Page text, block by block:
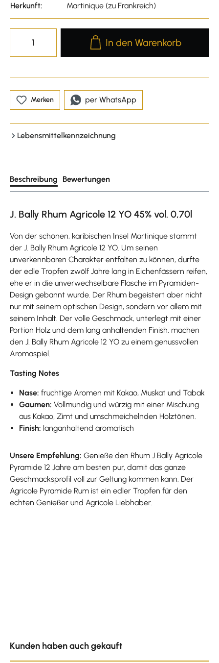
Herkunft:
Martinique (zu Frankreich)
Produkt Anzahl: Gib den
In den Warenkorb
Merken per WhatsApp
Lebensmittelkennzeichnung
Beschreibung Bewertungen
J. Bally Rhum Agricole 12 YO 45% vol. 0,70l
Von der schönen, karibischen Insel Martinique stammt
der J. Bally Rhum Agricole 12 YO. Um seinen
unverkennbaren Charakter entfalten zu können, durfte
der edle Tropfen zwölf Jahre lang in Eichenfässern reifen,
ehe er in die unverwechselbare Flasche im Pyramiden-
Design gebannt wurde. Der Rhum begeistert aber nicht
nur mit seinem optischen Design, sondern vor allem mit
seinem Inhalt. Der volle Geschmack, unterlegt mit einer
Portion Holz und dem lang anhaltenden Finish, machen
den J. Bally Rhum Agricole 12 YO zu einem genussvollen
Aromaspiel.
Tasting Notes
Nase: fruchtige Aromen mit Kakao, Muskat und Tabak
Gaumen: Vollmundig und würzig mit einer Mischung
aus Kakao, Zimt und umschmeichelnden Holztönen.
Finish: langanhaltend aromatisch
Unsere Empfehlung: Genieße den Rhum J Bally Agricole
Pyramide 12 Jahre am besten pur, damit das ganze
Geschmacksprofil voll zur Geltung kommen kann. Der
Agricole Pyramide Rum ist ein edler Tropfen für den
echten Genießer und Agricole Liebhaber.
Kunden haben auch gekauft